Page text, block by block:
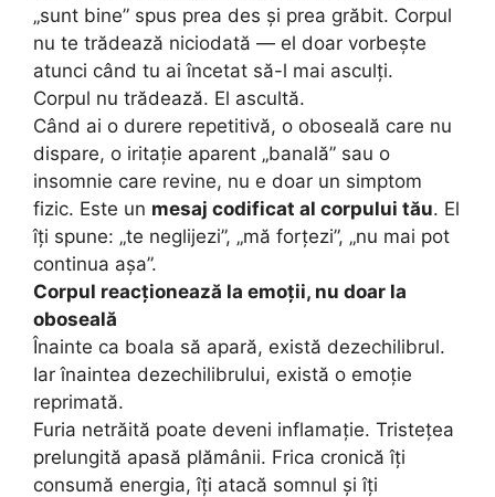
„sunt bine” spus prea des și prea grăbit. Corpul
nu te trădează niciodată — el doar vorbește
atunci când tu ai încetat să-l mai asculți.
Corpul nu trădează. El ascultă.
Când ai o durere repetitivă, o oboseală care nu
dispare, o iritație aparent „banală” sau o
insomnie care revine, nu e doar un simptom
fizic. Este un mesaj codificat al corpului tău. El
îți spune: „te neglijezi”, „mă forțezi”, „nu mai pot
continua așa”.
Corpul reacționează la emoții, nu doar la
oboseală
Înainte ca boala să apară, există dezechilibrul.
Iar înaintea dezechilibrului, există o emoție
reprimată.
Furia netrăită poate deveni inflamație. Tristețea
prelungită apasă plămânii. Frica cronică îți
consumă energia, îți atacă somnul și îți